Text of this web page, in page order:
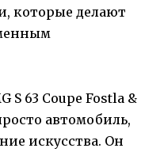
которые делают
S 63 Coupe Fostla &
автомобиль,
искусства. Он